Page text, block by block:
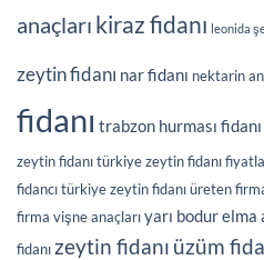
anaçları kiraz fidanı leonida
zeytin fidanı nar fidanı nektarin
fidanı trabzon hurması fidanı
zeytin fidanıtürkiye zeytin fidanı
fidancıtürkiye zeytin fidanı üreten
firma vişne anaçlarıyarı bodur elma
fidanı zeytin fidanı üzüm